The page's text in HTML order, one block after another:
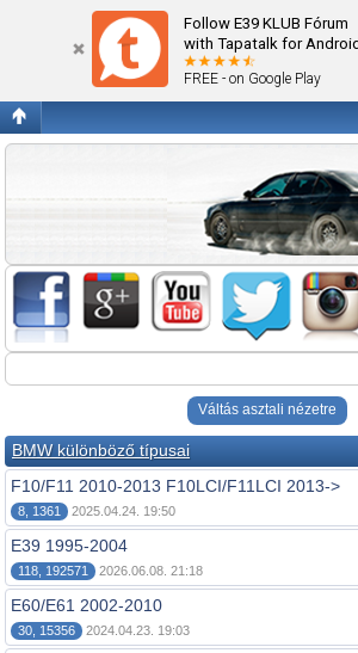
Follow E39 KLUB Fórum
with Tapatalk for Android
FREE - on Google Play
Fórum kezdőlap megtekintése
Váltás asztali nézetre
BMW különböző típusai
F10/F11 2010-2013 F10LCI/F11LCI 2013->
8, 1361 2025.04.24. 19:50
E39 1995-2004
118, 192571 2026.06.08. 21:18
E60/E61 2002-2010
30, 15356 2024.04.23. 19:03